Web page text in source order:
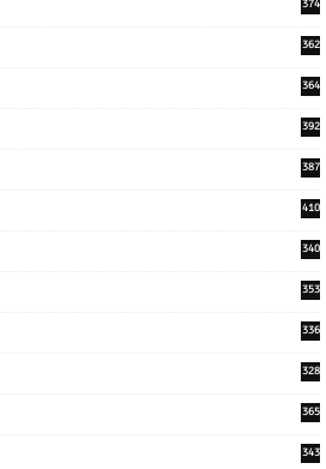
374
362
364
392
387
410
340
353
336
328
365
343